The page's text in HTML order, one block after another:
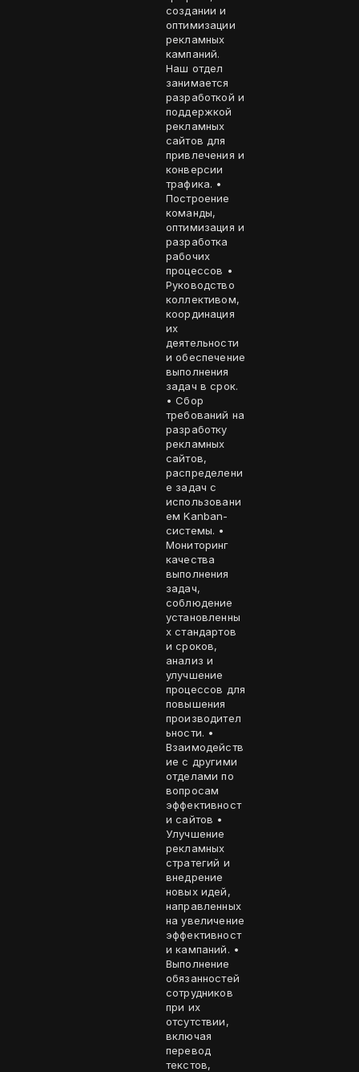
создании и
оптимизации
рекламных
кампаний.
Наш отдел
занимается
разработкой и
поддержкой
рекламных
сайтов для
привлечения и
конверсии
трафика. •
Построение
команды,
оптимизация и
разработка
рабочих
процессов •
Руководство
коллективом,
координация
их
деятельности
и обеспечение
выполнения
задач в срок.
• Сбор
требований на
разработку
рекламных
сайтов,
распределени
е задач с
использовани
ем Kanban-
системы. •
Мониторинг
качества
выполнения
задач,
соблюдение
установленны
х стандартов
и сроков,
анализ и
улучшение
процессов для
повышения
производител
ьности. •
Взаимодейств
ие с другими
отделами по
вопросам
эффективност
и сайтов •
Улучшение
рекламных
стратегий и
внедрение
новых идей,
направленных
на увеличение
эффективност
и кампаний. •
Выполнение
обязанностей
сотрудников
при их
отсутствии,
включая
перевод
текстов,